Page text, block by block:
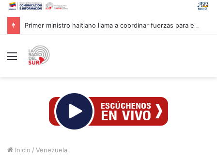
Primer ministro haitiano llama a coordinar fuerzas para enfrentar pandillas
Menú
Inicio / Venezuela